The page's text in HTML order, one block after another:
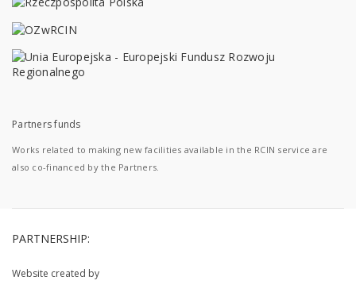
Partners funds
Works related to making new facilities available in the RCIN service are
also co-financed by the Partners.
PARTNERSHIP:
Website created by